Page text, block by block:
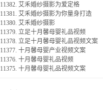
11382. 艾禾婚纱摄影为爱定格
11381. 艾禾婚纱摄影为你量身打造
11380. 艾禾婚纱摄影
11379. 立足十月馨母婴礼品视频
11378. 立足十月馨母婴礼品视频文案
11377. 十月馨母婴产业视频文案
11376. 十月馨母婴礼品视频
11375. 十月馨母婴礼品视频文案